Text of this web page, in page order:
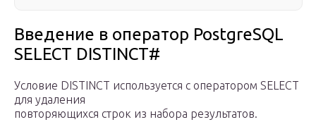
Введение в оператор PostgreSQL
SELECT DISTINCT#
Условие DISTINCT используется с оператором SELECT
для удаления
повторяющихся строк из набора результатов.